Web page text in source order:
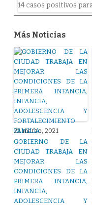
Más Noticias
22 marzo, 2021
GOBIERNO DE LA
CIUDAD TRABAJA EN
MEJORAR LAS
CONDICIONES DE LA
PRIMERA INFANCIA,
INFANCIA,
ADOLESCENCIA Y